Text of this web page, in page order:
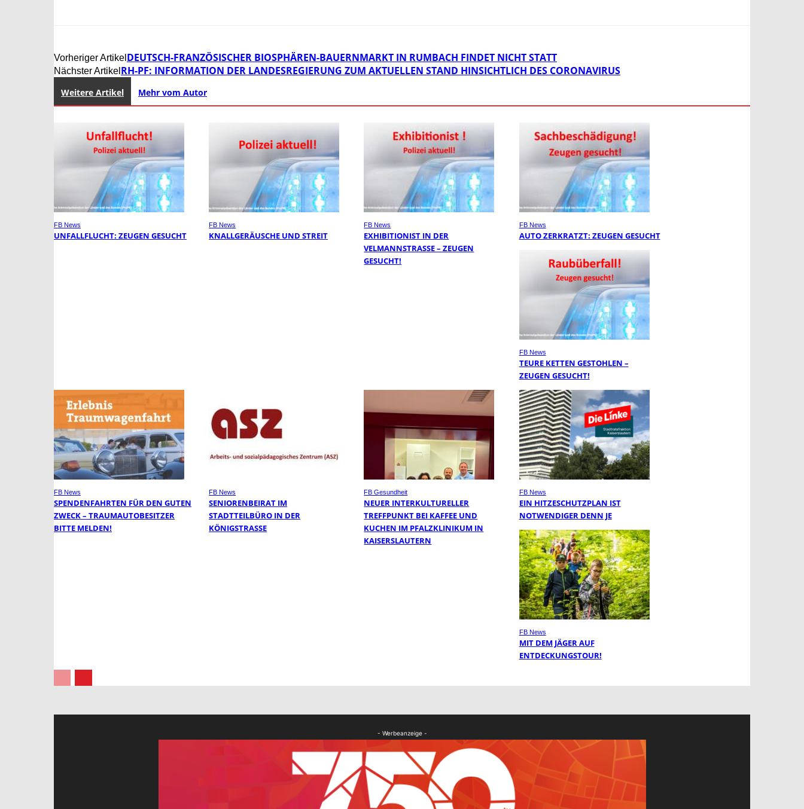
Vorheriger Artikel DEUTSCH-FRANZÖSISCHER BIOSPHÄREN-BAUERNMARKT IN RUMBACH FINDET NICHT STATT
Nächster Artikel RH-PF: INFORMATION DER LANDESREGIERUNG ZUM AKTUELLEN STAND HINSICHTLICH DES CORONAVIRUS
Weitere Artikel Mehr vom Autor
FB News
UNFALLFLUCHT: ZEUGEN GESUCHT
FB News
KNALLGERÄUSCHE UND STREIT
FB News
EXHIBITIONIST IN DER
VELMANNSTRASSE – ZEUGEN G
ESUCHT!
FB News
AUTO ZERKRATZT: ZEUGEN GESUCHT
FB News
TEURE KETTEN GESTOHLEN –
ZEUGEN GESUCHT!
FB News
SPENDENFAHRTEN FÜR DEN GUTEN
ZWECK – TRAUMAUTOBESITZER
BITTE MELDEN!
FB News
SENIORENBEIRAT IM
STADTTEILBÜRO IN DER
KÖNIGSTRASSE
FB Gesundheit
NEUER INTERKULTURELLER
TREFFPUNKT BEI KAFFEE UND
KUCHEN IM PFALZKLINIKUM IN
KAISERSLAUTERN
FB News
EIN HITZESCHUTZPLAN IST
NOTWENDIGER DENN JE
FB News
MIT DEM JÄGER AUF
ENTDECKUNGSTOUR!
- Werbeanzeige -